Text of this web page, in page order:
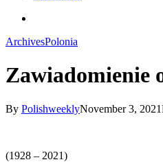
ArchivesPolonia
Zawiadomienie
By PolishweeklyNovember 3, 2021
(1928 – 2021)